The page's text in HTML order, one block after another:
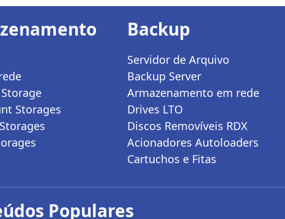
Storages
Backup
Servidor de Arquivo
Backup Server
Armazenamento em rede
Drives LTO
Discos Removíveis RDX
Acionadores Autoloaders
Cartuchos e Fitas
Populares